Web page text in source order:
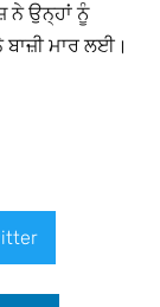
ਨੇ ਉਨ੍ਹਾਂ ਨੂੰ
ਮਾਰ ਲਈ।